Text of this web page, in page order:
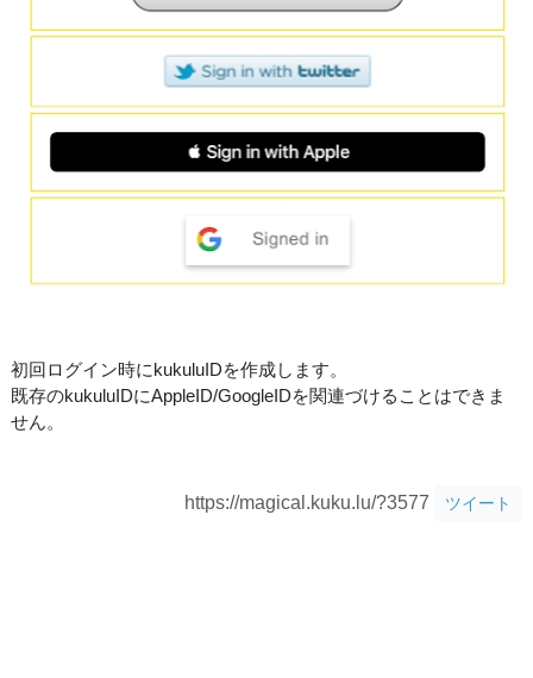
初回ログイン時にkukuluIDを作成します。
既存のkukuluIDにAppleID/GoogleIDを関連づけることはできま
せん。
https://magical.kuku.lu/?3577 ツイート